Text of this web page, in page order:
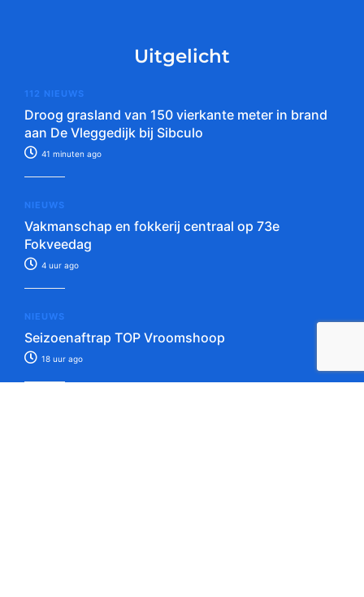
Uitgelicht
112 NIEUWS
Droog grasland van 150 vierkante meter in brand
aan De Vleggedijk bij Sibculo
41 minuten ago
NIEUWS
Vakmanschap en fokkerij centraal op 73e
Fokveedag
4 uur ago
NIEUWS
Seizoenaftrap TOP Vroomshoop
18 uur ago